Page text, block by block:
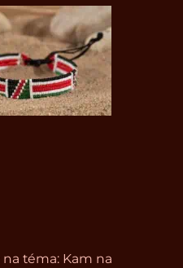
téma: Kam na